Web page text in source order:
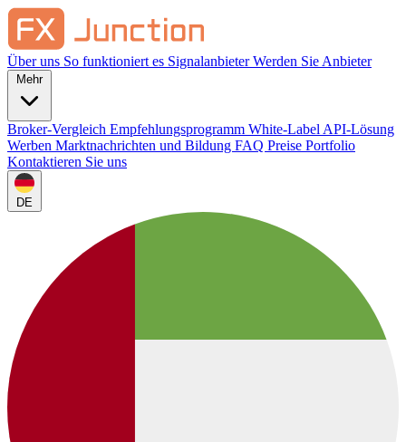
Über uns So funktioniert es SignalanbieterWerden Sie Anbieter
Mehr
Broker-Vergleich Empfehlungsprogramm White-Label API-Lösung
Werben Marktnachrichten und Bildung FAQ Preise Portfolio
Kontaktieren Sie uns
DE